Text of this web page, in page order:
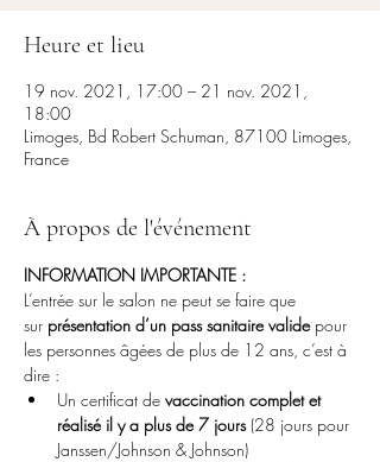
Heure et lieu
19 nov. 2021, 17:00 – 21 nov. 2021,
18:00
Limoges, Bd Robert Schuman, 87100 Limoges,
France
À propos de l'événement
INFORMATION IMPORTANTE :
L’entrée sur le salon ne peut se faire que
sur présentation d’un pass sanitaire valide pour
les personnes âgées de plus de 12 ans, c’est à
dire :
Un certificat de vaccination complet et
réalisé il y a plus de 7 jours (28 jours pour
Janssen/Johnson & Johnson)